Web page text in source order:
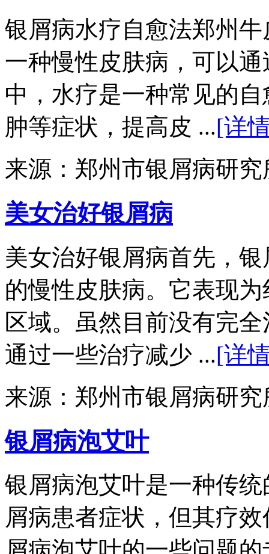
银屑病水疗自愈法郑州
一种慢性皮肤病，可以
中，水疗是一种常见的
肿等症状，提高皮 ...[详
来源：郑州市银屑病研
美女治好银屑病
美女治好银屑病首先，
的慢性皮肤病。它表现
区域。虽然目前没有完
通过一些治疗减少 ...[详
来源：郑州市银屑病研
银屑病泡艾叶
银屑病泡艾叶是一种传
屑病患者症状，但其疗